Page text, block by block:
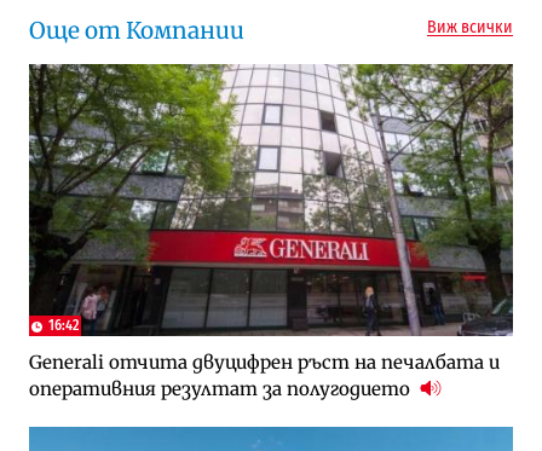
Още от Компании Виж всички
16:42
Generali отчита двуцифрен ръст на печалбата и
оперативния резултат за полугодието